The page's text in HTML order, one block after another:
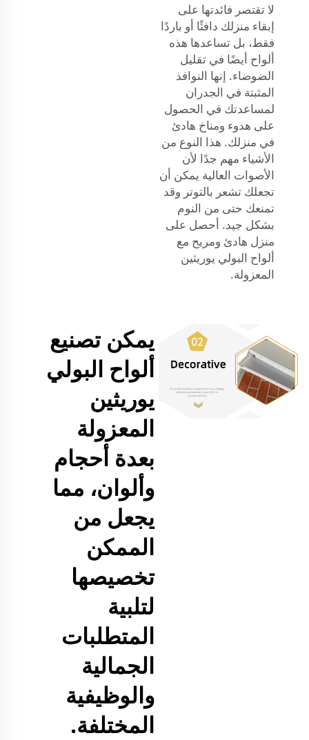
لا تقتصر فائدتها على
إبقاء منزلك دافئًا أو باردًا
فقط، بل تساعدها هذه
ألواح أيضًا في تقليل
الضوضاء. إنها النوافذ
المثبتة في الجدران
لمساعدتك في الحصول
على هدوء ومناخ هادئ
في منزلك. هذا النوع من
الأشياء مهم جدًا لأن
الأصوات العالية يمكن أن
تجعلك تشعر بالتوتر وقد
تمنعك حتى من النوم
بشكل جيد. أحصل على
منزل هادئ ومريح مع
ألواح البولي يوريثين
المعزولة.
يمكن تصنيع
ألواح البولي
يوريثين
المعزولة
بعدة أحجام
وألوان، مما
يجعل من
الممكن
تخصيصها
لتلبية
المتطلبات
الجمالية
والوظيفية
المختلفة.